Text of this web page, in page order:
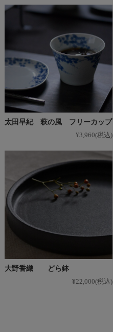
太田早紀 萩の風 フリーカップ
¥3,960(税込)
大野香織 どら鉢
¥22,000(税込)